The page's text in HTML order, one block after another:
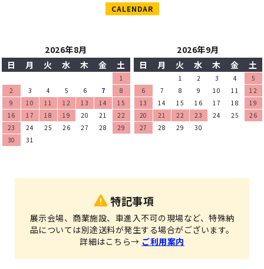
CALENDAR
2026年8月
日
月 火 水 木 金 土
1
2
3 4 5 6 7
8
9
10 11 12 13 14
15
16
17 18 19 20 21
22
23
24 25 26 27 28
29
30
31
2026年9月
日
月 火 水 木 金 土
1 2 3 4
5
6
7 8 9 10 11
12
13
14 15 16 17 18
19
20
21 22 23 24 25
26
27
28 29 30
特記事項
展示会場、商業施設、車進入不可の現場など、特殊納
品については別途送料が発生する場合がございます。
詳細はこちら→ ご利用案内